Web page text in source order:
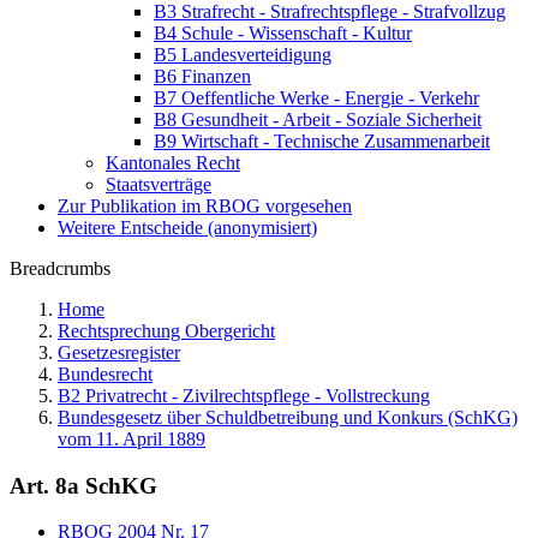
B3 Strafrecht - Strafrechtspflege - Strafvollzug
B4 Schule - Wissenschaft - Kultur
B5 Landesverteidigung
B6 Finanzen
B7 Oeffentliche Werke - Energie - Verkehr
B8 Gesundheit - Arbeit - Soziale Sicherheit
B9 Wirtschaft - Technische Zusammenarbeit
Kantonales Recht
Staatsverträge
Zur Publikation im RBOG vorgesehen
Weitere Entscheide (anonymisiert)
Breadcrumbs
Home
Rechtsprechung Obergericht
Gesetzesregister
Bundesrecht
B2 Privatrecht - Zivilrechtspflege - Vollstreckung
Bundesgesetz über Schuldbetreibung und Konkurs (SchKG)
vom 11. April 1889
Art. 8a SchKG
RBOG 2004 Nr. 17